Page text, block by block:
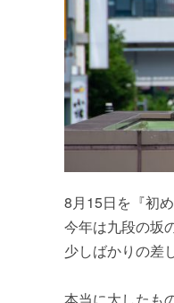
8月15日を『初
今年は九段の坂
少しばかりの差